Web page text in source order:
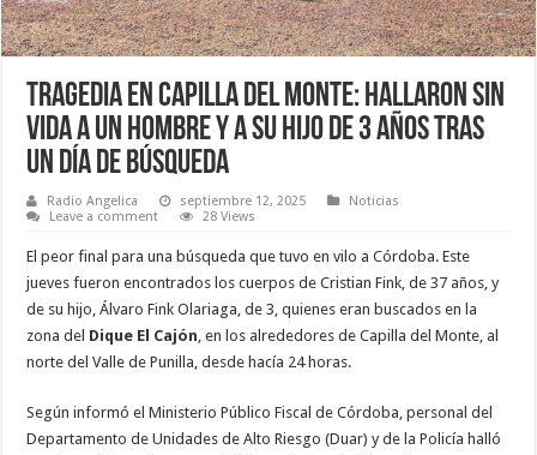
Tragedia en Capilla del Monte: hallaron sin
vida a un hombre y a su hijo de 3 años tras
un día de búsqueda
Radio Angelica septiembre 12, 2025
Noticias
Leave a comment
28 Views
El peor final para una búsqueda que tuvo en vilo a Córdoba. Este
jueves fueron encontrados los cuerpos de Cristian Fink, de 37 años, y
de su hijo, Álvaro Fink Olariaga, de 3, quienes eran buscados en la
zona del Dique El Cajón, en los alrededores de Capilla del Monte, al
norte del Valle de Punilla, desde hacía 24 horas.
Según informó el Ministerio Público Fiscal de Córdoba, personal del
Departamento de Unidades de Alto Riesgo (Duar) y de la Policía halló